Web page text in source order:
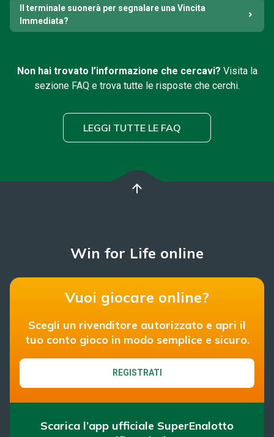
Il terminale suonerà per segnalare una Vincita
Immediata?
Non hai trovato l’informazione che cercavi? Visita la
sezione FAQ e trova tutte le risposte che cerchi.
LEGGI TUTTE LE FAQ
arrow_upward
Win for Life online
Vuoi giocare online?
Scegli un rivenditore autorizzato e apri il
tuo conto gioco in modo semplice e sicuro.
REGISTRATI
Scarica l’app ufficiale SuperEnalotto